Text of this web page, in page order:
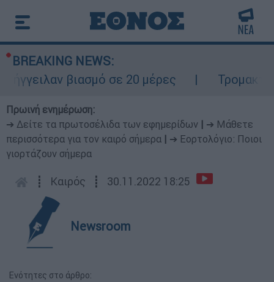
BREAKING NEWS:
σε 20 μέρες
Τρομακτική
Πρωινή ενημέρωση:
➔ Δείτε τα πρωτοσέλιδα των εφημερίδων
➔ Μάθετε
περισσότερα για τον καιρό σήμερα
➔ Εορτολόγιο: Ποιοι
γιορτάζουν σήμερα
┋ Καιρός ┋ 30.11.2022 18:25
Newsroom
Ενότητες στο άρθρο: